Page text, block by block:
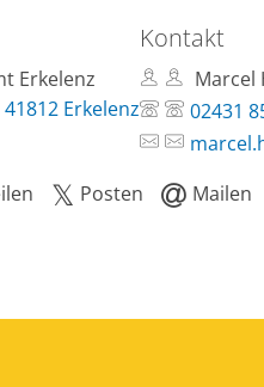
Erkelenz
Erkelenz
Kontakt
Marcel
02431
Posten Mailen